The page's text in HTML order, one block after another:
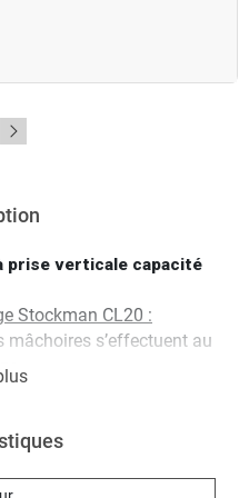
prise verticale capacité
Stockman CL20 :
mâchoires s’effectuent au
de tôle à 180°